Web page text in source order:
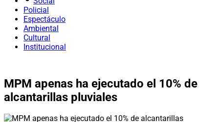
Policial
Espectáculo
Ambiental
Cultural
Institucional
MPM apenas ha ejecutado el 10% de
alcantarillas pluviales